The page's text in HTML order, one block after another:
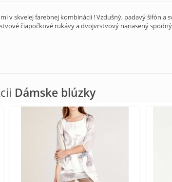
v skvelej farebnej kombinácii ! Vzdušný, padavý šifón
čiapočkové rukávy a dvojvrstvový nariasený
Dámske blúzky